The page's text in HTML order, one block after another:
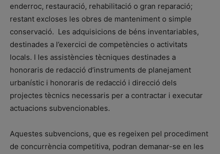
enderroc, restauració, rehabilitació o gran reparació;
restant excloses les obres de manteniment o simple
conservació. Les adquisicions de béns inventariables,
destinades a l’exercici de competències o activitats
locals. I les assistències tècniques destinades a
honoraris de redacció d’instruments de planejament
urbanístic i honoraris de redacció i direcció dels
projectes tècnics necessaris per a contractar i executar
actuacions subvencionables.
Aquestes subvencions, que es regeixen pel procediment
de concurrència competitiva, podran demanar-se en les